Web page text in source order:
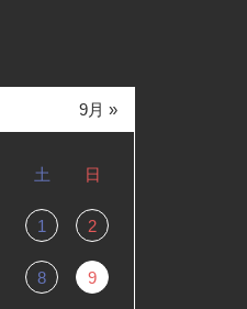
土 日
1 2
8 9
9月 »